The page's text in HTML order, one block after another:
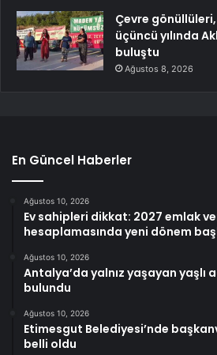
Çevre
üçüncü yılında
buluştu
Ağustos 8, 2026
En Güncel Haberler
Ağustos 10, 2026
Ev sahipleri dikkat: 2027 emlak
hesaplamasında yeni dönem
Ağustos 10, 2026
Antalya’da yalnız yaşayan yaşlı
bulundu
Ağustos 10, 2026
Etimesgut Belediyesi’nde
belli oldu